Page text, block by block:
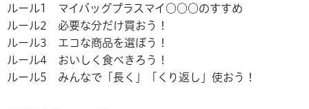
ルール1 マイバッグプラスマイ○○○のすすめ
ルール2 必要な分だけ買おう！
ルール3 エコな商品を選ぼう！
ルール4 おいしく食べきろう！
ルール5 みんなで「長く」「くり返し」使おう！